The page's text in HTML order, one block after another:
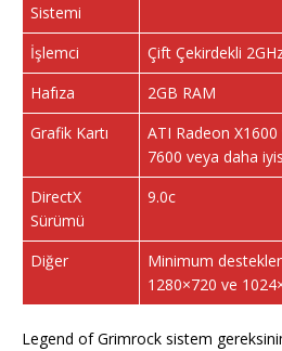
Sistemi
İşlemci
Çift Çekirdekli
Hafıza
2GB RAM
Grafik Kartı
ATI Radeon
7600 veya daha
DirectX
Sürümü
9.0c
Diğer
Minimum
1280×720 ve
Legend of Grimrock sistem